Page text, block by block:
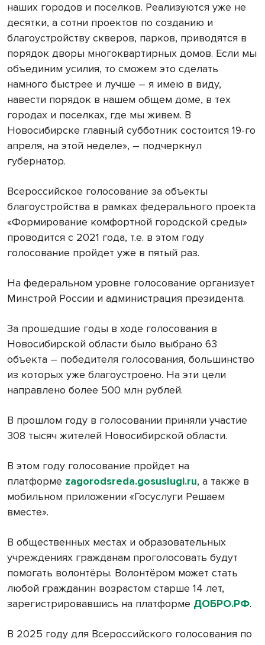
наших городов и поселков. Реализуются уже не
десятки, а сотни проектов по созданию и
благоустройству скверов, парков, приводятся в
порядок дворы многоквартирных домов. Если мы
объединим усилия, то сможем это сделать
намного быстрее и лучше – я имею в виду,
навести порядок в нашем общем доме, в тех
городах и поселках, где мы живем. В
Новосибирске главный субботник состоится 19-го
апреля, на этой неделе», – подчеркнул
губернатор.
Всероссийское голосование за объекты
благоустройства в рамках федерального проекта
«Формирование комфортной городской среды»
проводится с 2021 года, т.е. в этом году
голосование пройдет уже в пятый раз.
На федеральном уровне голосование организует
Минстрой России и администрация президента.
За прошедшие годы в ходе голосования в
Новосибирской области было выбрано 63
объекта – победителя голосования, большинство
из которых уже благоустроено. На эти цели
направлено более 500 млн рублей.
В прошлом году в голосовании приняли участие
308 тысяч жителей Новосибирской области.
В этом году голосование пройдет на
платформе zagorodsreda.gosuslugi.ru, а также в
мобильном приложении «Госуслуги Решаем
вместе».
В общественных местах и образовательных
учреждениях гражданам проголосовать будут
помогать волонтёры. Волонтёром может стать
любой гражданин возрастом старше 14 лет,
зарегистрировавшись на платформе ДОБРО.РФ.
В 2025 году для Всероссийского голосования по